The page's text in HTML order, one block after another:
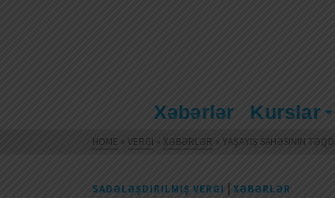
Xəbərlər Kurslar
HOME » VERGI » XƏBƏRLƏR » YAŞAYIŞ SAHƏSININ
SADƏLƏŞDIRILMIŞ VERGI | XƏBƏRLƏR